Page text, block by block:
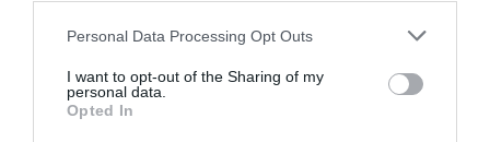
Personal Data Processing Opt Outs
I want to opt-out of the Sharing of my
personal data.
Opted In
seguinte. “Vamos com calma e passar para o canteiro seguinte.” –
alguém delineou a estratégia.